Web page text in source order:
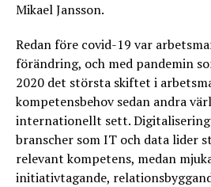
Mikael Jansson.
Redan före covid-19 var
förändring, och med pandemin
2020 det största skiftet i
kompetensbehov sedan andra
internationellt sett.
branscher som IT och data lider
relevant kompetens, medan
initiativtagande,